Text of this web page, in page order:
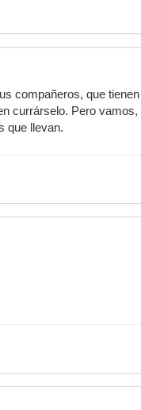
compañeros, que
currárselo. Pero
que llevan.